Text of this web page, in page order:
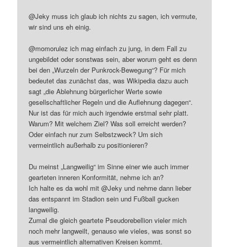
@Jeky muss ich glaub ich nichts zu sagen, ich vermute,
wir sind uns eh einig.
@momorulez ich mag einfach zu jung, in dem Fall zu
ungebildet oder sonstwas sein, aber worum geht es denn
bei den „Wurzeln der Punkrock-Bewegung“? Für mich
bedeutet das zunächst das, was Wikipedia dazu auch
sagt „die Ablehnung bürgerlicher Werte sowie
gesellschaftlicher Regeln und die Auflehnung dagegen“.
Nur ist das für mich auch irgendwie erstmal sehr platt.
Warum? Mit welchem Ziel? Was soll erreicht werden?
Oder einfach nur zum Selbstzweck? Um sich
vermeintlich außerhalb zu positionieren?
Du meinst „Langweilig“ im Sinne einer wie auch immer
gearteten inneren Konformität, nehme ich an?
Ich halte es da wohl mit @Jeky und nehme dann lieber
das entspannt im Stadion sein und Fußball gucken
langweilig.
Zumal die gleich geartete Pseudorebellion vieler mich
noch mehr langweilt, genauso wie vieles, was sonst so
aus vermeintlich alternativen Kreisen kommt.